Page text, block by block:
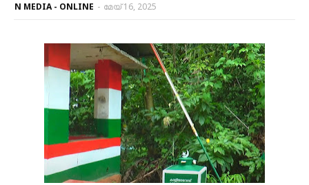
N MEDIA - ONLINE - മേയ് 16, 2025